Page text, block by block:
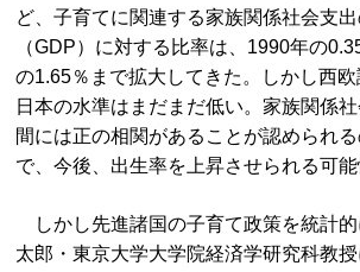
ど、子育てに関連する家族関係社会支
（GDP）に対する比率は、1990年の
の1.65％まで拡大してきた。しかし西欧
日本の水準はまだまだ低い。家族関係
間には正の相関があることが認められ
で、今後、出生率を上昇させられる可能
しかし先進諸国の子育て政策を統計
太郎・東京大学大学院経済学研究科教